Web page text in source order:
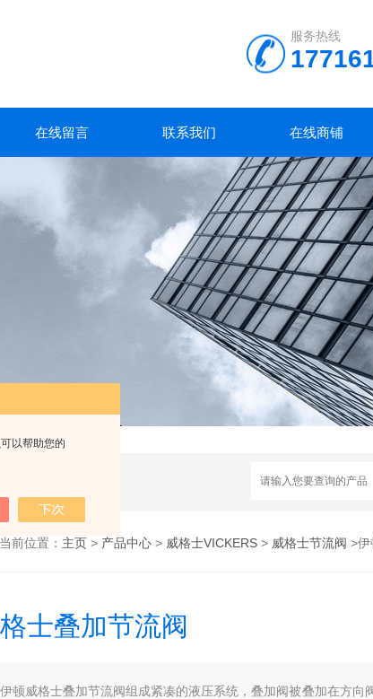
以帮助您的
服务热线
在线留言 联系我们 在线商铺
当前位置： 主页> 产品中心> 威格士VICKERS> 威格士节流阀 >伊
士叠加节流阀
伊顿威格士叠加节流阀组成紧凑的液压系统，叠加阀被叠加在方向